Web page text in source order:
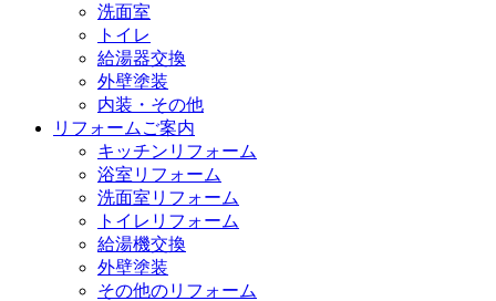
洗面室
トイレ
給湯器交換
外壁塗装
内装・その他
リフォームご案内
キッチンリフォーム
浴室リフォーム
洗面室リフォーム
トイレリフォーム
給湯機交換
外壁塗装
その他のリフォーム